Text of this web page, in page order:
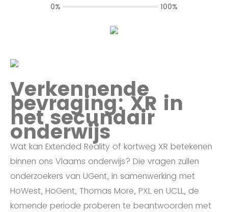
Verkennende
bevraging: XR in
het secundair
onderwijs
Wat kan Extended Reality of kortweg XR betekenen
binnen ons Vlaams onderwijs? Die vragen zullen
onderzoekers van UGent, in samenwerking met
HoWest, HoGent, Thomas More, PXL en UCLL, de
komende periode proberen te beantwoorden met
0% 100%